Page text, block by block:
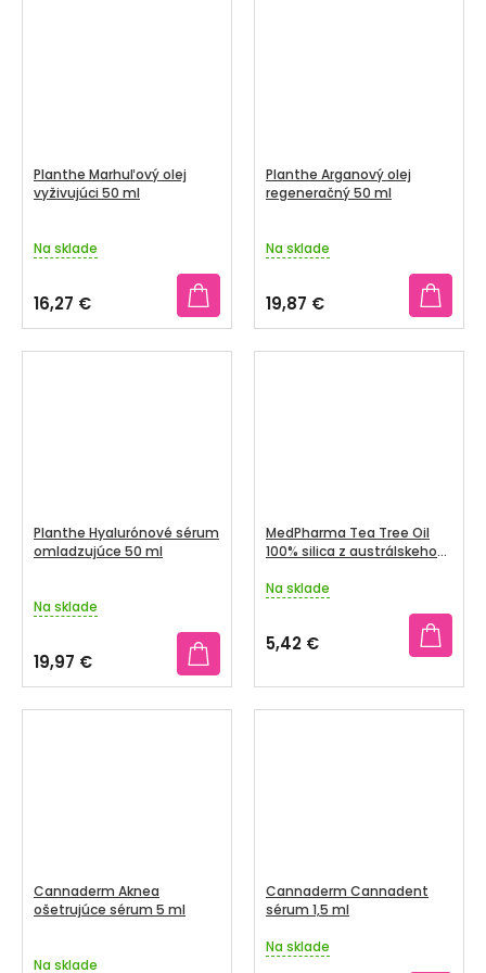
Planthe Marhuľový olej
vyživujúci 50 ml
Na sklade
16,27 €
Planthe Arganový olej
regeneračný 50 ml
Na sklade
19,87 €
Planthe Hyalurónové sérum
omladzujúce 50 ml
Na sklade
19,97 €
MedPharma Tea Tree Oil
100% silica z austrálskeho
Priemerné
produktu
je
z
5
Na sklade
5,42 €
Cannaderm Aknea
ošetrujúce sérum 5 ml
Na sklade
Cannaderm Cannadent
sérum 1,5 ml
Priemerné
Na sklade